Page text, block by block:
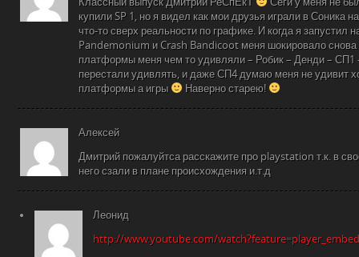
купили SP 1, но я видел как мои друзья играли в Соника
что-то сверх реальности по графике. И когда я запустил
Pandemonium и Crash Bandicoot меня шокировало снова
платформы меня чем то удивляли – Робик – Денди – СП1
перестали удивлять, и даже СП4 думаю меня не удивит
платформы а игры
Наверно старею!
Алексей
Дмитрий пожалуйтса расскажите про playstation т.к. в
него сзали в плане происхождения и.т.д
Леонид
http://www.youtube.com/